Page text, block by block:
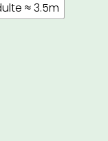
≈ 3.5m